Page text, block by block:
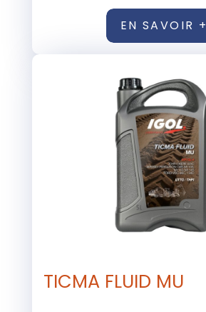
EN SAVOIR +
TICMA FLUID MU